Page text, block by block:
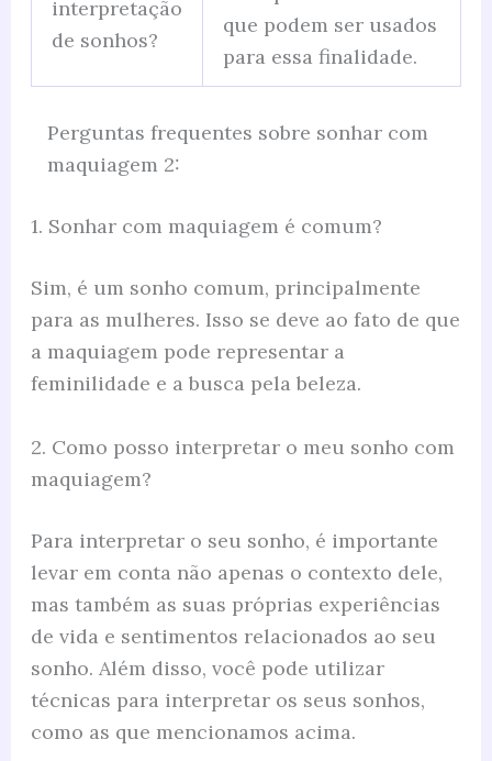
interpretação
de sonhos?
que podem ser usados
para essa finalidade.
Perguntas frequentes sobre sonhar com
maquiagem 2:
1. Sonhar com maquiagem é comum?
Sim, é um sonho comum, principalmente
para as mulheres. Isso se deve ao fato de que
a maquiagem pode representar a
feminilidade e a busca pela beleza.
2. Como posso interpretar o meu sonho com
maquiagem?
Para interpretar o seu sonho, é importante
levar em conta não apenas o contexto dele,
mas também as suas próprias experiências
de vida e sentimentos relacionados ao seu
sonho. Além disso, você pode utilizar
técnicas para interpretar os seus sonhos,
como as que mencionamos acima.